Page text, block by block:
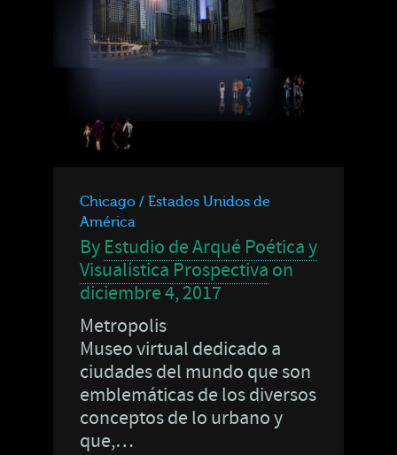
Chicago / Estados Unidos de
América
By Estudio de Arqué Poética y
Visualística Prospectiva on
diciembre 4, 2017
Metropolis
Museo virtual dedicado a
ciudades del mundo que son
emblemáticas de los diversos
conceptos de lo urbano y
que,…